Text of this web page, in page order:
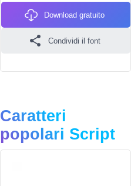
Download gratuito
Condividi il font
Caratteri
popolari Script